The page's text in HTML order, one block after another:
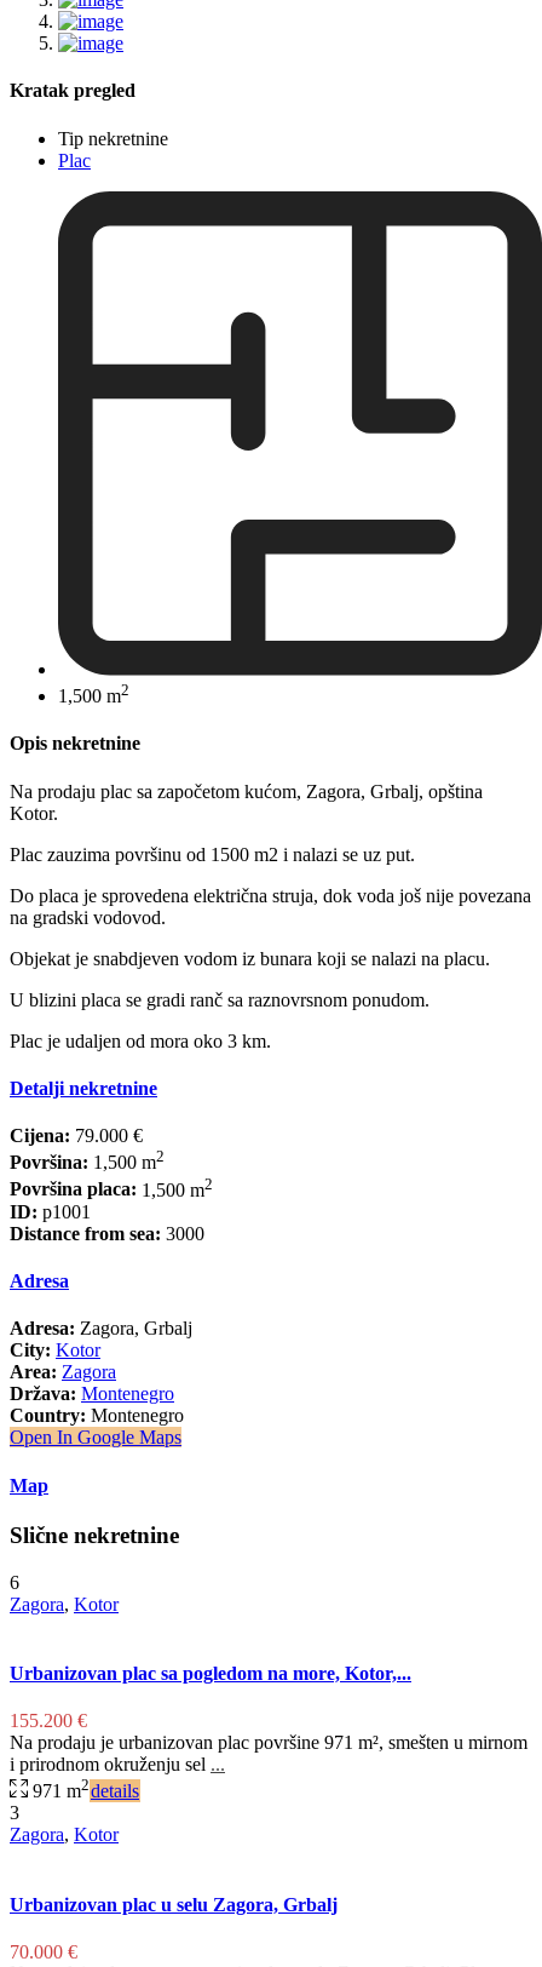
Kratak pregled
Tip nekretnine
Plac
1,500 m2
Opis nekretnine
Na prodaju plac sa započetom kućom, Zagora, Grbalj, opština
Kotor.
Plac zauzima površinu od 1500 m2 i nalazi se uz put.
Do placa je sprovedena električna struja, dok voda još nije povezana
na gradski vodovod.
Objekat je snabdjeven vodom iz bunara koji se nalazi na placu.
U blizini placa se gradi ranč sa raznovrsnom ponudom.
Plac je udaljen od mora oko 3 km.
Detalji nekretnine
Cijena: 79.000 €
Površina: 1,500 m2
Površina placa: 1,500 m2
ID: p1001
Distance from sea: 3000
Adresa
Adresa: Zagora, Grbalj
City: Kotor
Area: Zagora
Država: Montenegro
Country: Montenegro
Open In Google Maps
Map
Slične nekretnine
6
Zagora, Kotor
Urbanizovan plac sa pogledom na more, Kotor,...
155.200 €
Na prodaju je urbanizovan plac površine 971 m², smešten u mirnom
i prirodnom okruženju sel ...
971 m2details
3
Zagora, Kotor
Urbanizovan plac u selu Zagora, Grbalj
70.000 €